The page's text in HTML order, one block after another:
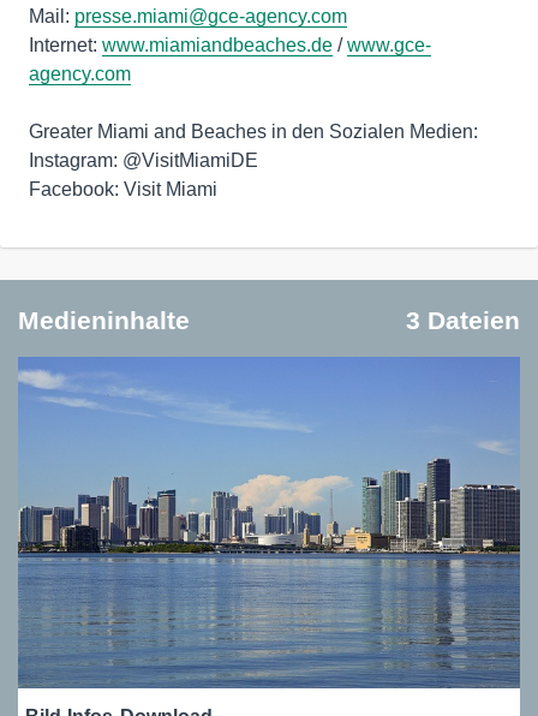
Mail: presse.miami@gce-agency.com
Internet: www.miamiandbeaches.de /www.gce-
agency.com
Greater Miami and Beaches in den Sozialen Medien:
Instagram: @VisitMiamiDE
Facebook: Visit Miami
Medieninhalte 3 Dateien